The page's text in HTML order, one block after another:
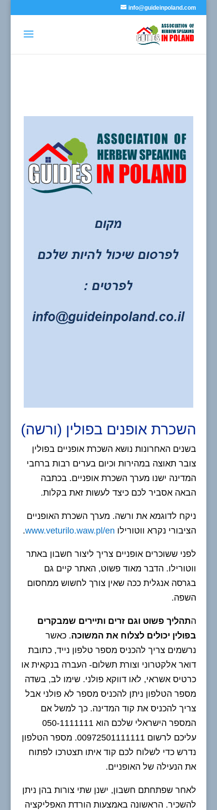
info@guideinpoland.com
השכרת אופנים בפולין (ורשה)
בשנים האחרונות נושא השכרת אופניים בפולין
צובר תאוצה במהירות וכיום בערים רבות ברחבי
המדינה ישנו מערך השכרת אופניים. בכתבה
הבאה אסביר לכם כיצד לעשות זאת בקלות.
ניקח לדוגמא את ורשה. מערך השכרת האופניים
הציבורי נקרא ווטורילו www.veturilo.waw.pl/en
.
לפני ששוכרים אופניים צריך ליצור חשבון באתר
ווטורילו. הדבר מאוד פשוט, האתר קיים גם
בגרסה אנגלית ככה שאין צורך לחשוש ממחסום
השפה.
התהליך פשוט וגם זרים ותיירים שמבקרים
בפולין יכולים לצלוח את המשוכה. כאשר
נרשמים צריך להכניס מספר טלפון נייד, כתובת
דואר אלקטרוני וצורת תשלום- העברה בנקאית או
כרטיס אשראי, לאו דווקא פולני. שימו לב, בשדה
מספר הטלפון ניתן להכניס מספר לא פולני אבל
צריך להכניס את קוד המדינה. כך למשל אם
המספר הישראלי שלכם הוא 050-1111111
עליכם לרשום 00972501111111. מספר הטלפון
נדרש כדי לשלוח לכם קוד איתו תצטרכו לפתוח
את הנעילה של האופניים.
לאחר שפתחתם חשבון, ישנן שתי צורות בהן ניתן
להשכיר. הראשונה באמצעות הורדת האפליקציה